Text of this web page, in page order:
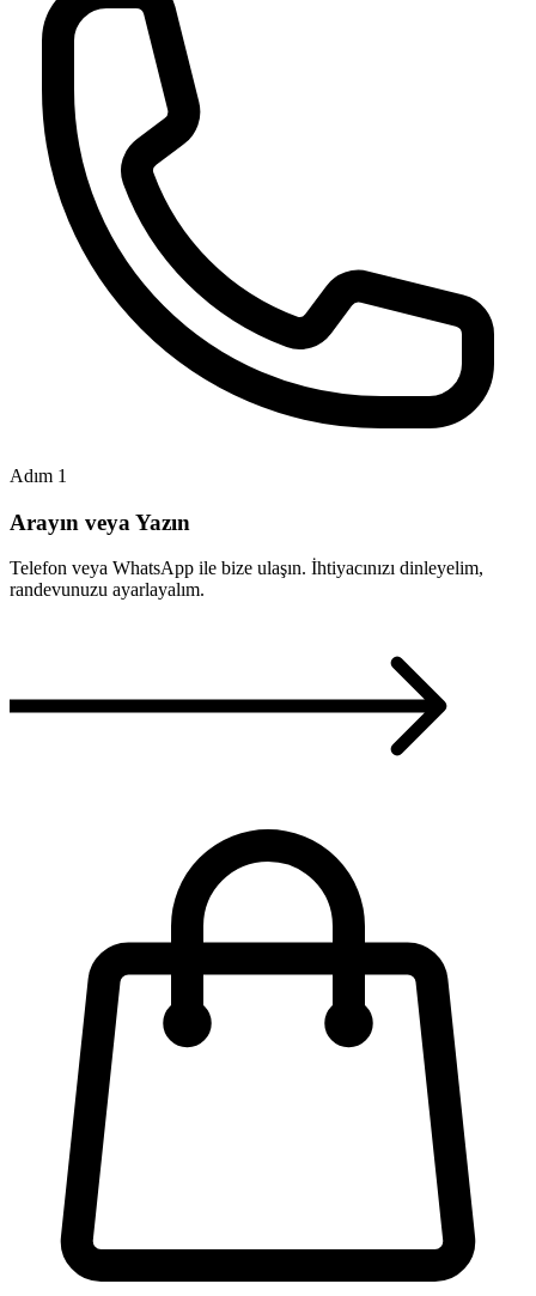
Adım 1
Arayın veya Yazın
Telefon veya WhatsApp ile bize ulaşın. İhtiyacınızı dinleyelim,
randevunuzu ayarlayalım.